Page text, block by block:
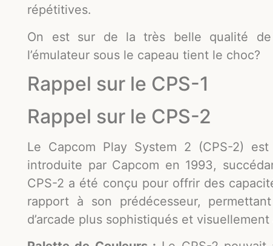
répétitives.
On est sur de la très belle qualité
l’émulateur sous le capeau tient le choc?
Rappel sur le CPS-1
Rappel sur le CPS-2
Le Capcom Play System 2 (CPS-2)
introduite par Capcom en 1993,
CPS-2 a été conçu pour offrir des
rapport à son prédécesseur,
d’arcade plus sophistiqués et